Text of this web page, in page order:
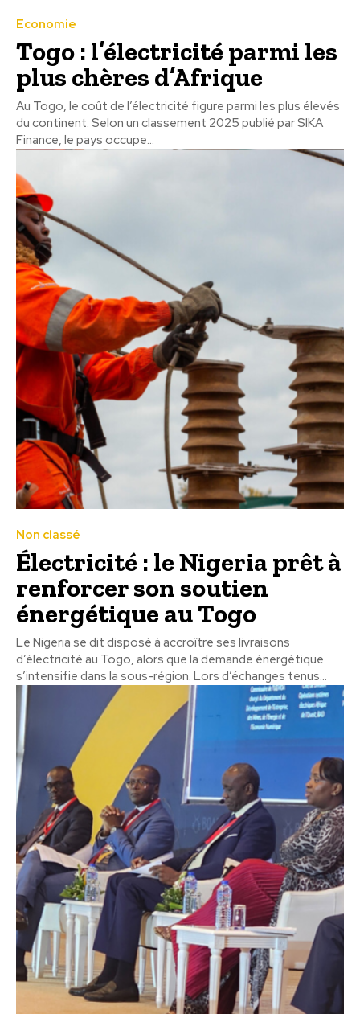
Economie
Togo : l’électricité parmi les
plus chères d’Afrique
Au Togo, le coût de l’électricité figure parmi les plus élevés
du continent. Selon un classement 2025 publié par SIKA
Finance, le pays occupe...
Non classé
Électricité : le Nigeria prêt à
renforcer son soutien
énergétique au Togo
Le Nigeria se dit disposé à accroître ses livraisons
d’électricité au Togo, alors que la demande énergétique
s’intensifie dans la sous-région. Lors d’échanges tenus...